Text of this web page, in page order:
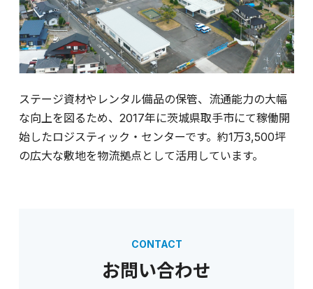
ステージ資材やレンタル備品の保管、流通能力の大幅
な向上を図るため、2017年に茨城県取手市にて稼働開
始したロジスティック・センターです。約1万3,500坪
の広大な敷地を物流拠点として活用しています。
CONTACT
お問い合わせ